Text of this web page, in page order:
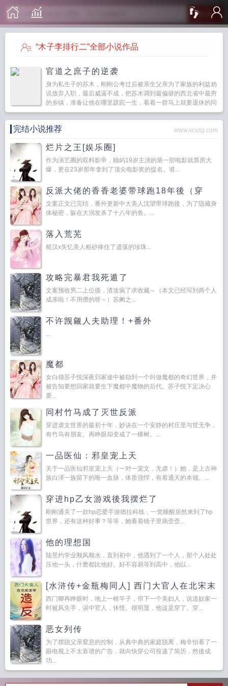
搜 索
“木子李排行二”全部小说作品
官道之庶子的逆袭
身为私生子的苏木，刚刚公考过后被亲生父亲为了家族的利益劝
说放弃入职，最后威逼不成，把苏木调到最偏僻的西北省中最穷
的乡镇，准备让他在哪里蹉跎一生，看着一群马上就要退休的同
僚们摆烂的生活，苏木决定把这个贫困乡的帽子给摘掉，然后努
力往上爬...
完结小说推荐 www.xcxsg.com
烂片之王[娱乐圈]
作为演艺圈的双料影帝，顾屿19岁主演的第一部电影就票房大
爆，更在23岁那年拿到了顶尖电影奖的提名。谁...
反派大佬的香香老婆带球跑18年後（穿
书）
文案正文已完结，番外更新中大美人沈望带球跑後，为了隐藏身
体秘密，躲在大润发杀了十八年的鱼。...
落入荒芜
糙汉x失忆美人粗砂捧住了遗落的珍珠...
攻略完暴君我死遁了
文案预收男二上位後，渣攻疯了求收藏～（本文已经写到两个人
成亲啦！不用攒的呀～）苏阑之...
不许觊觎人夫助理！+番外
...
魔都
女白领苏子悦深夜归家途中被劫到一个叫做魔都的奇幻世界，并
被告知要想回家就要生下魔都中魔物的后代。苏子悦下定决心
要...
同村竹马成了灭世反派
穿进虐文世界的最初十年，妙诀在一个安静的村庄里与世无争，
有竹马有朋友。再睁眼却变成了一棵树。...
一品医仙：邪皇宠上天
关于一品医仙邪皇宠上天（一对一宠文，无虐！）她，是上古神
族白泽一族留下的唯一血脉，体质强悍，有着通天的本领。...
穿进hp乙女游戏後我摆烂了
刚刚通关了一款hp恋爱手游德拉科线，一觉睡醒居然来到了hp
世界，还有这种好事？等等，她看着镜子里病歪歪...
他的理想国
陆景灼学业顺风顺水，直到初中，他遇到了一个人，那个人处处
压他一头，什麽都比他好。好不容易等到高中，他以...
[水浒传+金瓶梅同人] 西门大官人在北宋末
年
西门卿再睁眼时，地上一根竿子，帘下一个美妇人，说道奴家一
时被风失手，误中官人，休怪。很明显，他这是穿了。穿...
恶女列传
为了摆脱父亲窒息的控制，从典中典的家庭脱离，梅辛怡看了一
眼电视上不太靠谱的广告，就向快穿公司投递了简历，然後成
功...